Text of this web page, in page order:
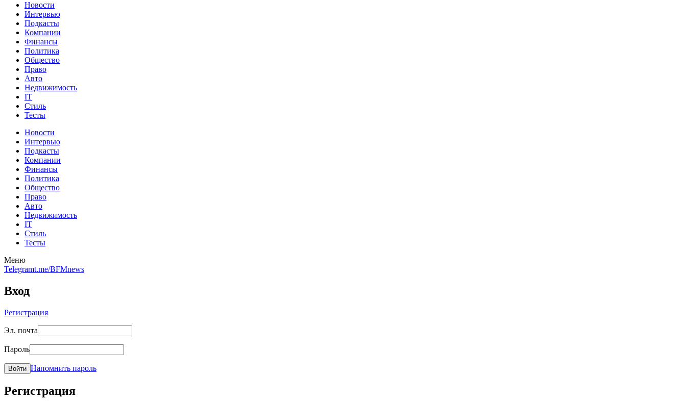
Новости
Интервью
Подкасты
Компании
Финансы
Политика
Общество
Право
Авто
Недвижимость
IT
Стиль
Тесты
Новости
Интервью
Подкасты
Компании
Финансы
Политика
Общество
Право
Авто
Недвижимость
IT
Стиль
Тесты
Меню
Telegramt.me/BFMnews
Вход
Регистрация
Эл. почта
Пароль
Войти Напомнить пароль
Регистрация